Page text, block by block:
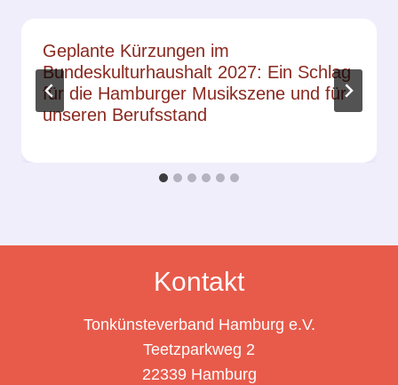
Geplante Kürzungen im
Bundeskulturhaushalt 2027: Ein Schlag
für die Hamburger Musikszene und für
unseren Berufsstand
Kontakt
Tonkünsteverband Hamburg e.V.
Teetzparkweg 2
22339 Hamburg